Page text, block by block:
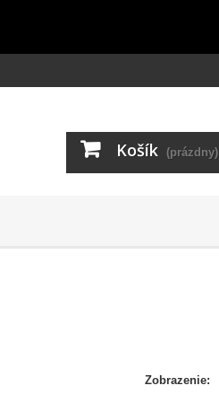
Košík (prázdny)
Zobrazenie: